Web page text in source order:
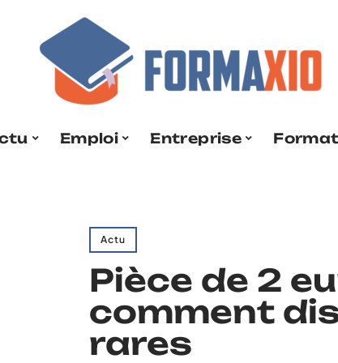
Emploi Entreprise
Actu
Pièce de 2
comment
rares